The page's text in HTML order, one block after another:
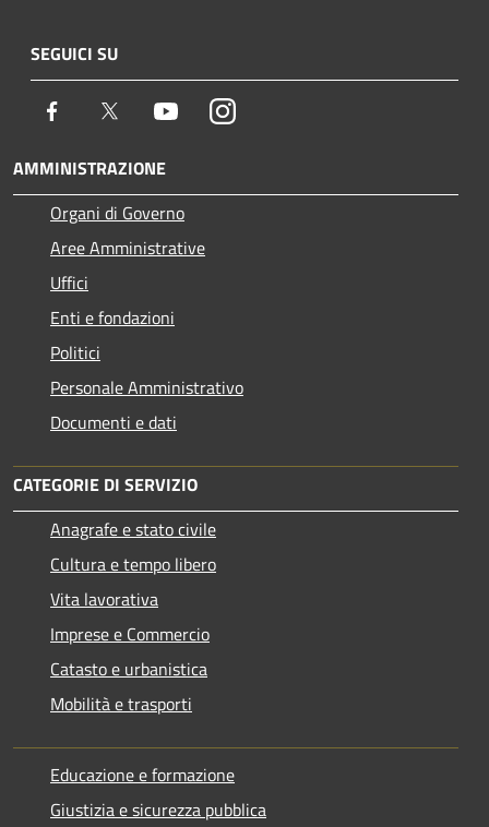
SEGUICI SU
Facebook Twitter YoutubeInstagram
AMMINISTRAZIONE
Organi di Governo
Aree Amministrative
Uffici
Enti e fondazioni
Politici
Personale Amministrativo
Documenti e dati
CATEGORIE DI SERVIZIO
Anagrafe e stato civile
Cultura e tempo libero
Vita lavorativa
Imprese e Commercio
Catasto e urbanistica
Mobilità e trasporti
Educazione e formazione
Giustizia e sicurezza pubblica